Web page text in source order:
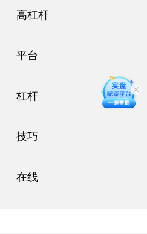
高杠杆
平台
杠杆
技巧
在线